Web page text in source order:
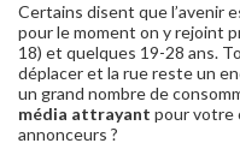
Certains disent que l’avenir
pour le moment on y rejoint
18) et quelques 19-28 ans.
déplacer et la rue reste un
un grand nombre de
média attrayant pour votre
annonceurs ?